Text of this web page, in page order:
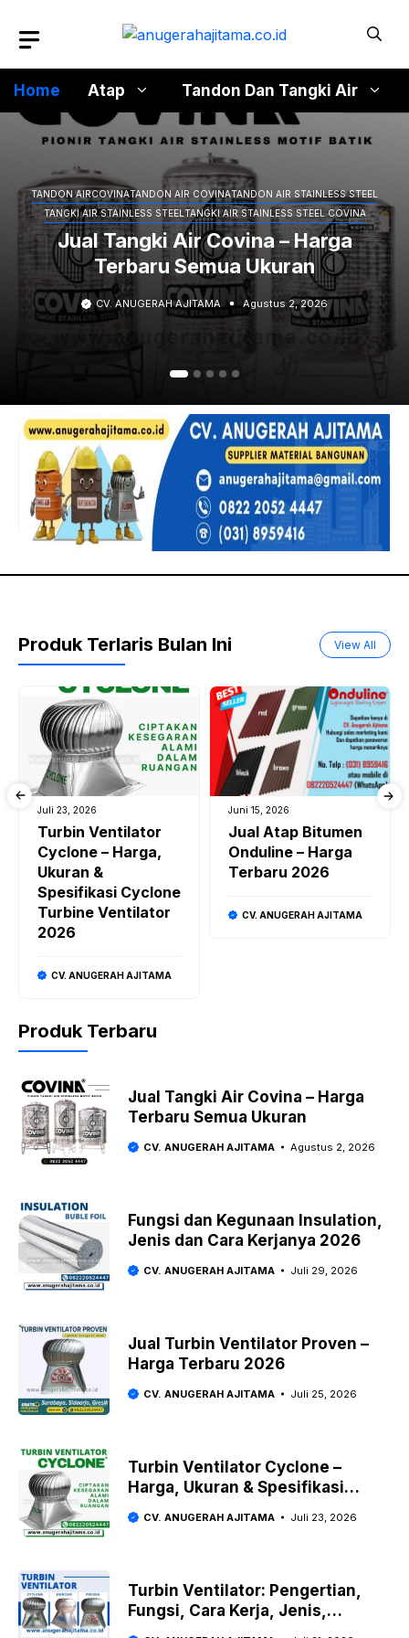
Home
Atap Tandon Dan Tangki Air
TANDON AIRCOVINATANDON AIR COVINATANDON AIR STAINLESS STEEL
TANGKI AIR STAINLESS STEELTANGKI AIR STAINLESS STEEL COVINA
Jual Tangki Air Covina – Harga
Terbaru Semua Ukuran
CV. ANUGERAH AJITAMA Agustus 2, 2026
Produk Terlaris Bulan Ini View All
Juli 23, 2026
Turbin Ventilator
Cyclone – Harga,
Ukuran &
Spesifikasi Cyclone
Turbine Ventilator
2026
CV. ANUGERAH AJITAMA
Juni 15, 2026
Jual Atap Bitumen
Onduline – Harga
Terbaru 2026
CV. ANUGERAH AJITAMA
Produk Terbaru
Jual Tangki Air Covina – Harga
Terbaru Semua Ukuran
CV. ANUGERAH AJITAMA Agustus 2, 2026
Fungsi dan Kegunaan Insulation,
Jenis dan Cara Kerjanya 2026
CV. ANUGERAH AJITAMA Juli 29, 2026
Jual Turbin Ventilator Proven –
Harga Terbaru 2026
CV. ANUGERAH AJITAMA Juli 25, 2026
Turbin Ventilator Cyclone –
Harga, Ukuran & Spesifikasi
CV. ANUGERAH AJITAMA Juli 23, 2026
Turbin Ventilator: Pengertian,
Fungsi, Cara Kerja, Jenis,